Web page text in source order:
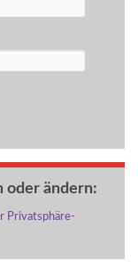
oder ändern:
Privatsphäre-